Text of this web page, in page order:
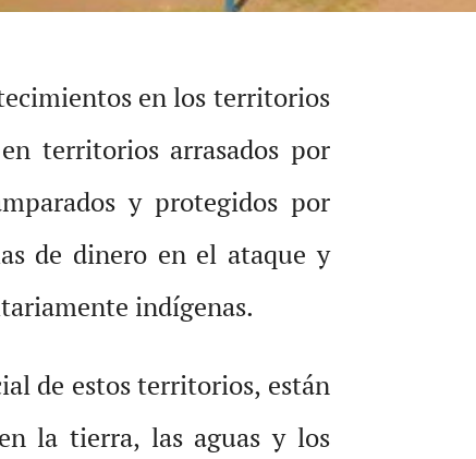
en los territorios
territorios arrasados por
y protegidos por
de dinero en el ataque y
indígenas.
de estos territorios, están
la tierra, las aguas y los